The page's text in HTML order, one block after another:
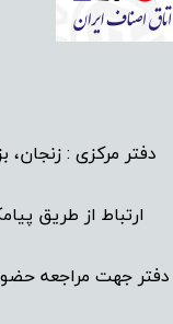
ارتباط از طریق
دفتر جهت مراجعه